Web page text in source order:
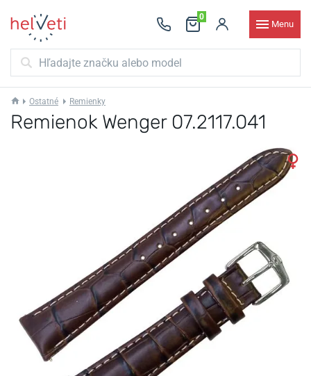
0
Menu
Ostatné Remienky
Remienok Wenger 07.2117.041